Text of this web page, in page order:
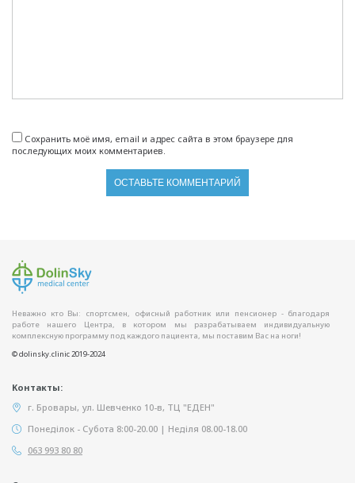
Сохранить моё имя, email и адрес сайта в этом браузере для
последующих моих комментариев.
Неважно кто Вы: спортсмен, офисный работник или пенсионер - благодаря
работе нашего Центра, в котором мы разрабатываем индивидуальную
комплексную программу под каждого пациента, мы поставим Вас на ноги!
© dolinsky.clinic 2019-2024
Контакты:
г. Бровары, ул. Шевченко 10-в, ТЦ "ЕДЕН"
Понеділок - Субота 8:00-20.00 | Неділя 08.00-18.00
063 993 80 80